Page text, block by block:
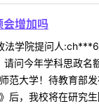
增加吗
法学院提问人
问今年学科思政名
范大学！待教育部
后，我校将在研究